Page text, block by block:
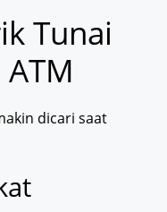
Tunai
dicari saat